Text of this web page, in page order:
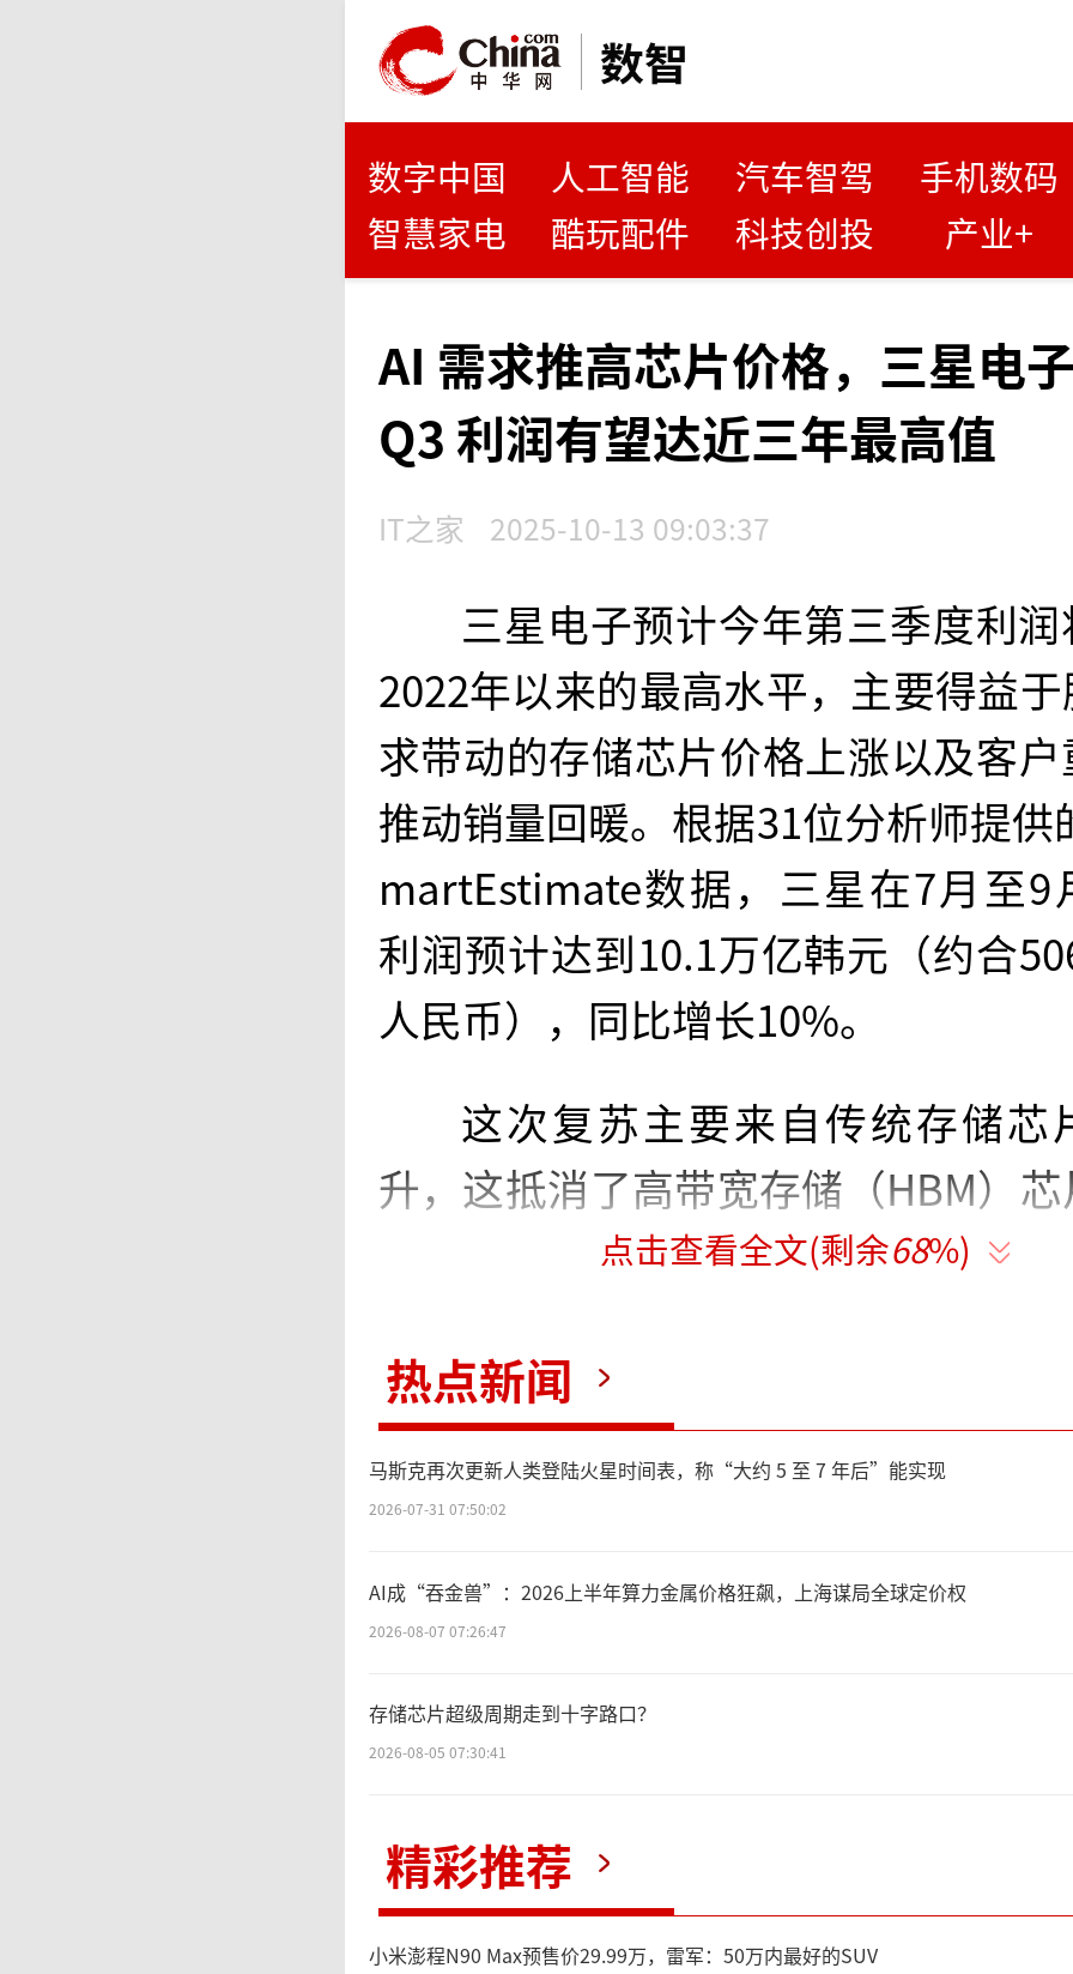
数智
数字中国 人工智能 汽车智驾
手机数码
智慧家电
酷玩配件 科技创投 产业+
AI 需求推高芯片价格，三星电
Q3 利润有望达近三年最高值
IT之家 2025-10-13 09:03:37
三星电子预计今年第三季度利
2022年以来的最高水平，主要得益
求带动的存储芯片价格上涨以及客
推动销量回暖。根据31位分析师提供
martEstimate数据，三星在7月至9
利润预计达到10.1万亿韩元（约合
人民币），同比增长10%。
这次复苏主要来自传统存储芯
升，这抵消了高带宽存储（HBM）
佳的影响。因为三星尚未向英伟达
通过垂直堆叠芯片设计降低功耗并
数据。
资推动了内存芯片需求，提高了通
dForce数据显示，第三季度部分广
去年同期上涨171.8%。
点击查看全文(剩余68%)
热点新闻
马斯克再次更新人类登陆火星时间表，称“大约 5 至 7 年后”能实现
2026-07-31 07:50:02
AI成“吞金兽”：2026上半年算力金属价格狂飙，上海谋局全球定价权
2026-08-07 07:26:47
存储芯片超级周期走到十字路口？
2026-08-05 07:30:41
精彩推荐
小米澎程N90 Max预售价29.99万，雷军：50万内最好的SUV